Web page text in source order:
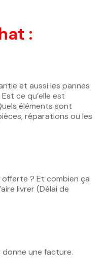
:
et aussi les pannes
ce qu’elle est
éléments sont
réparations ou les
? Et combien ça
livrer (Délai de
une facture.